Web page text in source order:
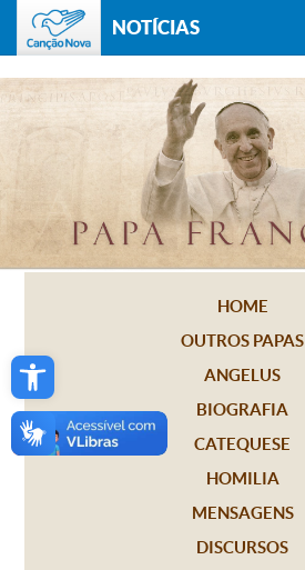
Open toolbar
NOTÍCIAS
HOME
OUTROS PAPAS
ANGELUS
BIOGRAFIA
CATEQUESE
HOMILIA
MENSAGENS
DISCURSOS